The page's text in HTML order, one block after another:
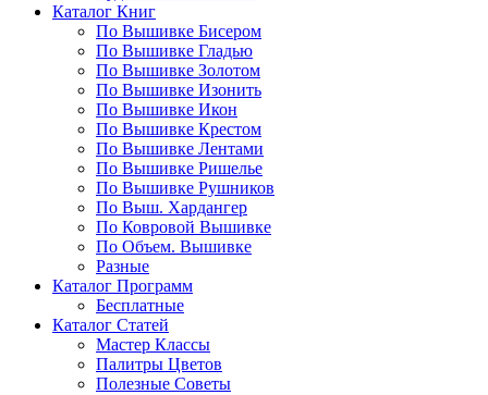
Каталог Книг
По Вышивке Бисером
По Вышивке Гладью
По Вышивке Золотом
По Вышивке Изонить
По Вышивке Икон
По Вышивке Крестом
По Вышивке Лентами
По Вышивке Ришелье
По Вышивке Рушников
По Выш. Хардангер
По Ковровой Вышивке
По Объем. Вышивке
Разные
Каталог Программ
Бесплатные
Каталог Статей
Мастер Классы
Палитры Цветов
Полезные Советы